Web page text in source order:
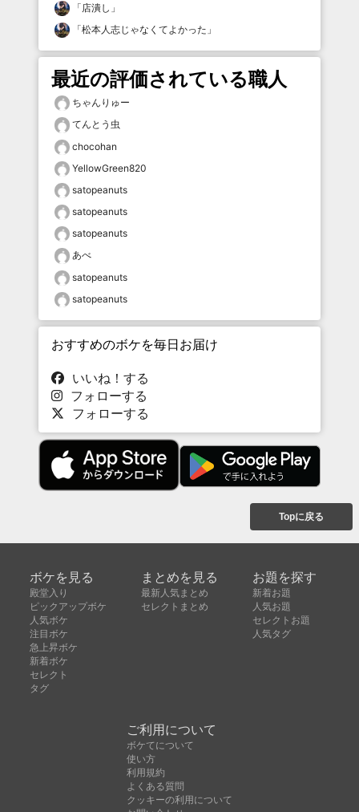
「 店潰し 」
「松本人志じゃなくてよかった 」
最近の評価されている職人
ちゃんりゅー
てんとう虫
chocohan
YellowGreen820
satopeanuts
satopeanuts
satopeanuts
あべ
satopeanuts
satopeanuts
おすすめのボケを毎日お届け
いいね！する
フォローする
フォローする
Topに戻る
ボケを見る
殿堂入り
ピックアップボケ
人気ボケ
注目ボケ
急上昇ボケ
新着ボケ
セレクト
タグ
まとめを見る
最新人気まとめ
セレクトまとめ
お題を探す
新着お題
人気お題
セレクトお題
人気タグ
ご利用について
ボケてについて
使い方
利用規約
よくある質問
クッキーの利用について